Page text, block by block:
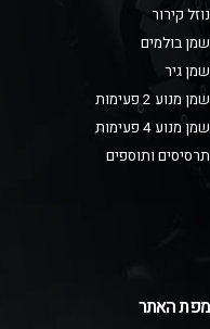
נוזל קירור
שמן בולמים
שמן גיר
שמן מנוע 2 פעימות
שמן מנוע 4 פעימות
תרסיסים ותוספים
מפת האתר